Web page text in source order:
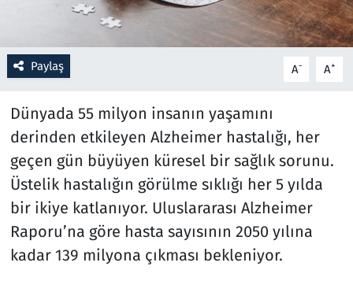
Paylaş A- A+
Dünyada 55 milyon insanın yaşamını
derinden etkileyen Alzheimer hastalığı, her
geçen gün büyüyen küresel bir sağlık sorunu.
Üstelik hastalığın görülme sıklığı her 5 yılda
bir ikiye katlanıyor. Uluslararası Alzheimer
Raporu’na göre hasta sayısının 2050 yılına
kadar 139 milyona çıkması bekleniyor.
Savunma Sanayi
Spor
Teknoloji ve Bilim
Televizyon